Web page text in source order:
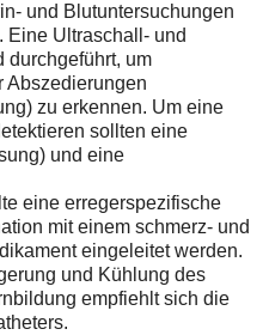
und Blutuntersuchungen
Eine Ultraschall- und
durchgeführt, um
Abszedierungen
zu erkennen. Um eine
sollten eine
und eine
eine erregerspezifische
mit einem schmerz- und
eingeleitet werden.
und Kühlung des
empfiehlt sich die